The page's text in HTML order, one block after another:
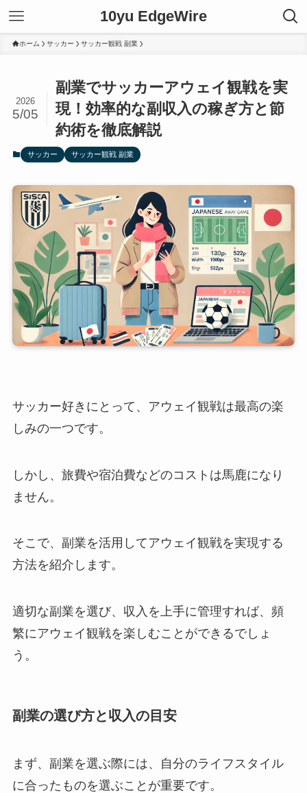
10yu EdgeWire
ホーム サッカー サッカー観戦 副業
副業でサッカーアウェイ観戦を実
現！効率的な副収入の稼ぎ方と節
約術を徹底解説
2026
5/05
サッカー サッカー観戦 副業
サッカー好きにとって、アウェイ観戦は最高の楽
しみの一つです。
しかし、旅費や宿泊費などのコストは馬鹿になり
ません。
そこで、副業を活用してアウェイ観戦を実現する
方法を紹介します。
適切な副業を選び、収入を上手に管理すれば、頻
繁にアウェイ観戦を楽しむことができるでしょ
う。
副業の選び方と収入の目安
まず、副業を選ぶ際には、自分のライフスタイル
に合ったものを選ぶことが重要です。